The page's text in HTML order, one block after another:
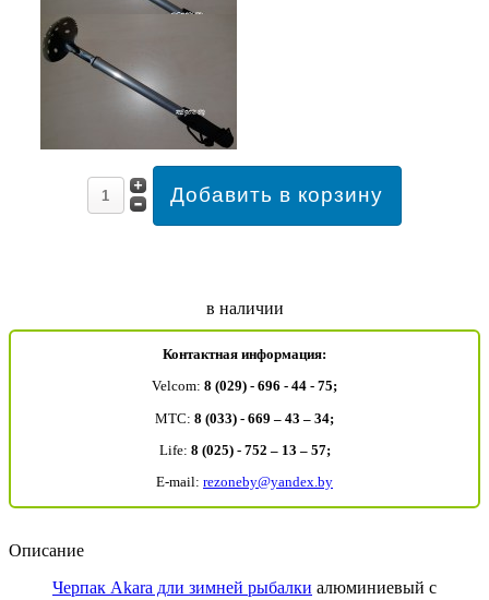
в наличии
Контактная информация:
Velcom: 8 (029) - 696 - 44 - 75;
MTC: 8 (033) - 669 – 43 – 34;
Life: 8 (025) - 752 – 13 – 57;
E-mail: rezoneby@yandex.by
Описание
Черпак Akara дли зимней рыбалки алюминиевый с